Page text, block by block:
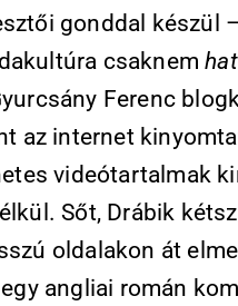
gonddal készül
csaknem
Ferenc
az internet
videótartalmak
Sőt, Drábik
oldalakon át
angliai román